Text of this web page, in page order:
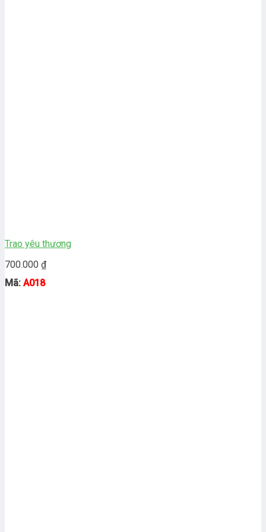
Trao yêu thương
700.000 ₫
Mã: A018